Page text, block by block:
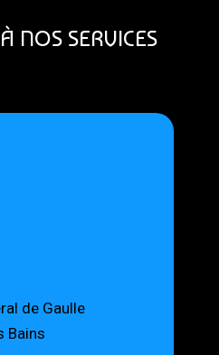
NOS SERVICES
de Gaulle
Bains